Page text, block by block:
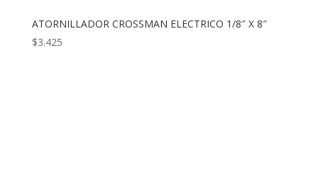
ATORNILLADOR CROSSMAN ELECTRICO 1/8″ X 8″
$3.425